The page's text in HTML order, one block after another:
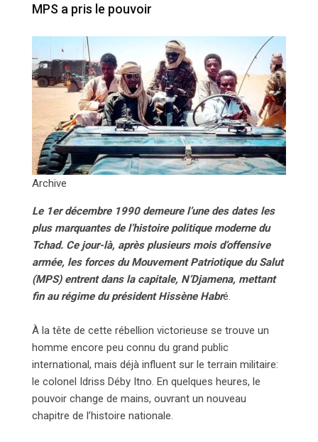
MPS a pris le pouvoir
Archive
Le 1er décembre 1990 demeure l’une des dates les
plus marquantes de l’histoire politique moderne du
Tchad. Ce jour-là, après plusieurs mois d’offensive
armée, les forces du Mouvement Patriotique du Salut
(MPS) entrent dans la capitale, N’Djamena, mettant
fin au régime du président Hissène Habré.
À la tête de cette rébellion victorieuse se trouve un
homme encore peu connu du grand public
international, mais déjà influent sur le terrain militaire:
le colonel Idriss Déby Itno. En quelques heures, le
pouvoir change de mains, ouvrant un nouveau
chapitre de l’histoire nationale.